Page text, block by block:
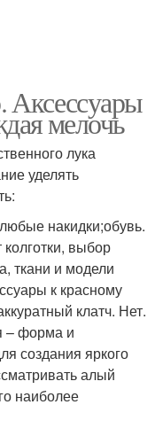
Аксессуары
мелочь
лука
уделять
накидки;обувь.
выбор
ткани и модели
к красному
клатч. Нет.
– форма и
создания яркого
алый
наиболее